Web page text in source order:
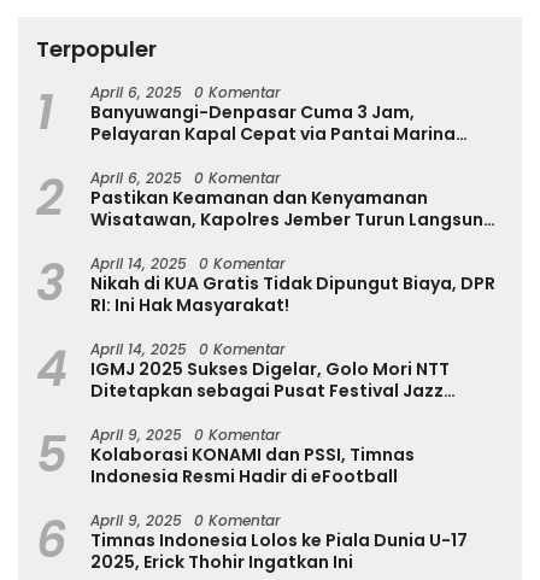
Terpopuler
1 April 6, 2025 0 Komentar
Banyuwangi-Denpasar Cuma 3 Jam,
Pelayaran Kapal Cepat via Pantai Marina
2 April 6, 2025 0 Komentar
Pastikan Keamanan dan Kenyamanan
Wisatawan, Kapolres Jember Turun Langsung
3 April 14, 2025 0 Komentar
Nikah di KUA Gratis Tidak Dipungut Biaya, DPR
RI: Ini Hak Masyarakat!
4 April 14, 2025 0 Komentar
IGMJ 2025 Sukses Digelar, Golo Mori NTT
Ditetapkan sebagai Pusat Festival Jazz
5 April 9, 2025 0 Komentar
Kolaborasi KONAMI dan PSSI, Timnas
Indonesia Resmi Hadir di eFootball
6 April 9, 2025 0 Komentar
Timnas Indonesia Lolos ke Piala Dunia U-17
2025, Erick Thohir Ingatkan Ini